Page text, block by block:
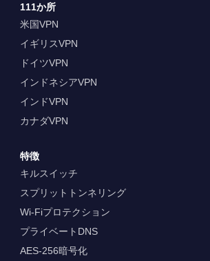
111か所
米国VPN
イギリスVPN
ドイツVPN
インドネシアVPN
インドVPN
カナダVPN
特徴
キルスイッチ
スプリットトンネリング
Wi-Fiプロテクション
プライベートDNS
AES-256暗号化